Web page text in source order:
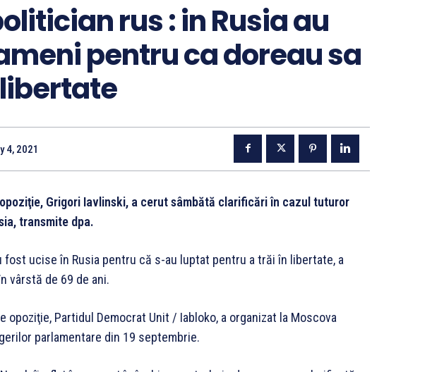
rus : in Rusia au
pentru ca doreau sa
4, 2021
Grigori Iavlinski, a cerut sâmbătă clarificări în cazul tuturor
transmite dpa.
fost ucise în Rusia pentru că s-au luptat pentru a trăi în libertate, a
vârstă de 69 de ani.
opoziţie, Partidul Democrat Unit / Iabloko, a organizat la Moscova
parlamentare din 19 septembrie.